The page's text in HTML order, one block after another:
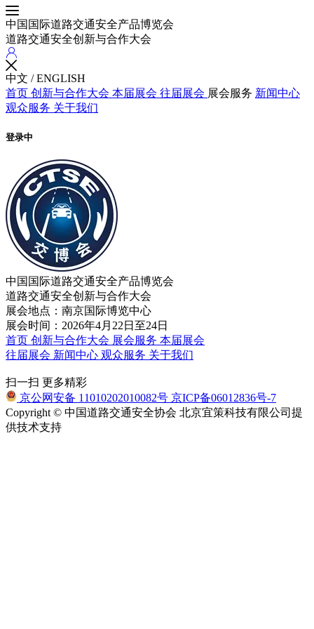
中国国际道路交通安全产品博览会
道路交通安全创新与合作大会
中文 / ENGLISH
首页 创新与合作大会 本届展会 往届展会 展会服务 新闻中心
观众服务 关于我们
登录中
中国国际道路交通安全产品博览会
道路交通安全创新与合作大会
展会地点：南京国际博览中心
展会时间：2026年4月22日至24日
首页 创新与合作大会 展会服务 本届展会
往届展会 新闻中心 观众服务 关于我们
扫一扫 更多精彩
京公网安备 11010202010082号 京ICP备06012836号-7
Copyright © 中国道路交通安全协会 北京宜策科技有限公司提
供技术支持